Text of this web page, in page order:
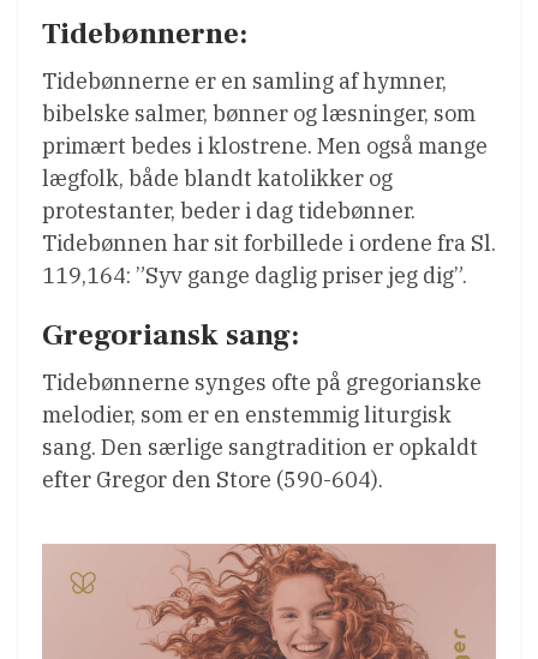
Tidebønnerne:
Tidebønnerne er en samling af hymner,
bibelske salmer, bønner og læsninger, som
primært bedes i klostrene. Men også mange
lægfolk, både blandt katolikker og
protestanter, beder i dag tidebønner.
Tidebønnen har sit forbillede i ordene fra Sl.
119,164: ”Syv gange daglig priser jeg dig”.
Gregoriansk sang:
Tidebønnerne synges ofte på gregorianske
melodier, som er en enstemmig liturgisk
sang. Den særlige sangtradition er opkaldt
efter Gregor den Store (590-604).